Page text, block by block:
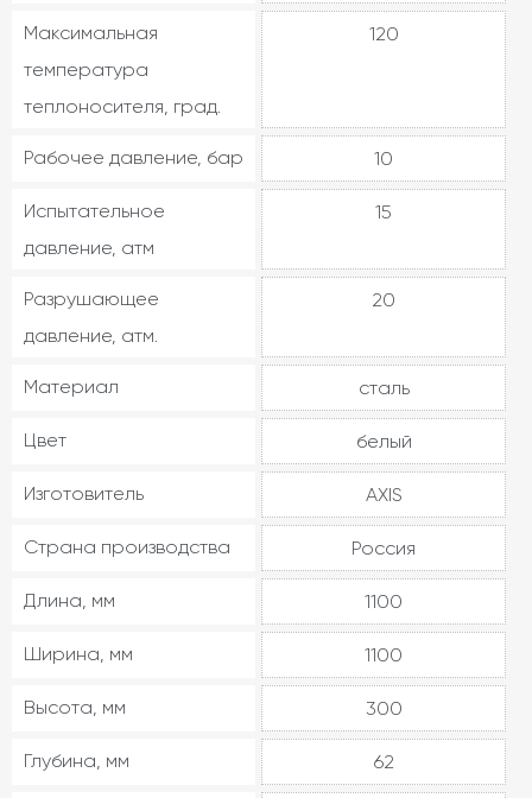
Максимальная
температура
теплоносителя, град.
120
Рабочее давление, бар 10
Испытательное
давление, атм
15
Разрушающее
давление, атм.
20
Материал сталь
Цвет белый
Изготовитель AXIS
Страна производства Россия
Длина, мм 1100
Ширина, мм 1100
Высота, мм 300
Глубина, мм 62